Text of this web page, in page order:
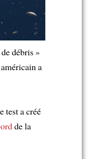
débris »
a
test a créé
de la